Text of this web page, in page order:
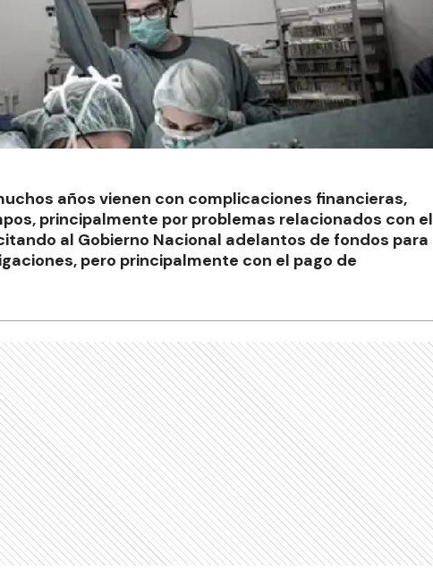
años vienen con complicaciones financieras,
principalmente por problemas relacionados con el
al Gobierno Nacional adelantos de fondos para
pero principalmente con el pago de